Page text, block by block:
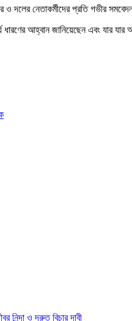
দলের নেতাকর্মীদের প্রতি গভীর
ধারণের আহ্বান জানিয়েছেন এবং যার